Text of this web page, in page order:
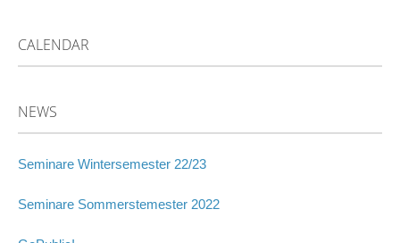
CALENDAR
NEWS
Seminare Wintersemester 22/23
Seminare Sommerstemester 2022